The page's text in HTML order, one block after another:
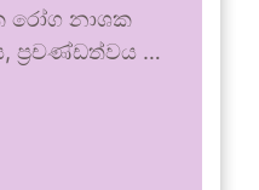
රෝග නාශක
ප්‍රචණ්ඩත්වය …